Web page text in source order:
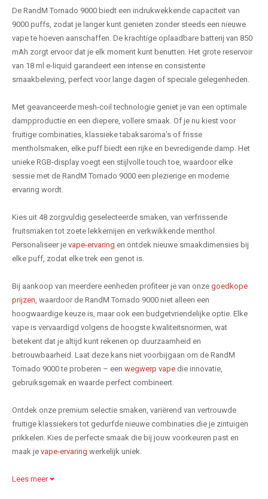
De RandM Tornado 9000 biedt een indrukwekkende capaciteit van
9000 puffs, zodat je langer kunt genieten zonder steeds een nieuwe
vape te hoeven aanschaffen. De krachtige oplaadbare batterij van 850
mAh zorgt ervoor dat je elk moment kunt benutten. Het grote reservoir
van 18 ml e-liquid garandeert een intense en consistente
smaakbeleving, perfect voor lange dagen of speciale gelegenheden.
Met geavanceerde mesh-coil technologie geniet je van een optimale
dampproductie en een diepere, vollere smaak. Of je nu kiest voor
fruitige combinaties, klassieke tabaksaroma's of frisse
mentholsmaken, elke puff biedt een rijke en bevredigende damp. Het
unieke RGB-display voegt een stijlvolle touch toe, waardoor elke
sessie met de RandM Tornado 9000 een plezierige en moderne
ervaring wordt.
Kies uit 48 zorgvuldig geselecteerde smaken, van verfrissende
fruitsmaken tot zoete lekkernijen en verkwikkende menthol.
Personaliseer je vape-ervaring en ontdek nieuwe smaakdimensies bij
elke puff, zodat elke trek een genot is.
Bij aankoop van meerdere eenheden profiteer je van onze goedkope
prijzen , waardoor de RandM Tornado 9000 niet alleen een
hoogwaardige keuze is, maar ook een budgetvriendelijke optie. Elke
vape is vervaardigd volgens de hoogste kwaliteitsnormen, wat
betekent dat je altijd kunt rekenen op duurzaamheid en
betrouwbaarheid. Laat deze kans niet voorbijgaan om de RandM
Tornado 9000 te proberen – een wegwerp vape die innovatie,
gebruiksgemak en waarde perfect combineert.
Ontdek onze premium selectie smaken, variërend van vertrouwde
fruitige klassiekers tot gedurfde nieuwe combinaties die je zintuigen
prikkelen. Kies de perfecte smaak die bij jouw voorkeuren past en
maak je vape-ervaring werkelijk uniek.
Lees meer